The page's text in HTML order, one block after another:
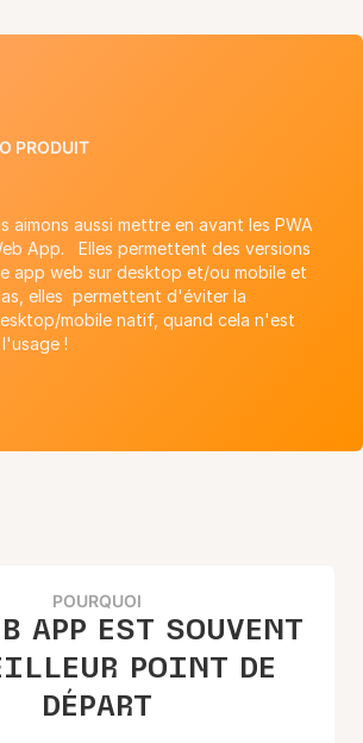
PRODUIT
aimons aussi mettre en avant les PWA
App. Elles permettent des versions
app web sur desktop et/ou mobile et
elles permettent d'éviter la
mobile natif, quand cela n'est
!
POURQUOI
APP EST SOUVENT
POINT DE
DÉPART